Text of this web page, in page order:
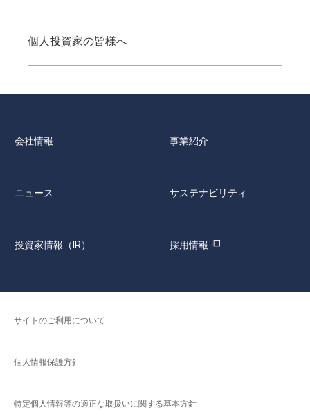
個人投資家の皆様へ
会社情報 事業紹介
ニュース サステナビリティ
投資家情報（IR） 採用情報
サイトのご利用について
個人情報保護方針
特定個人情報等の適正な取扱いに関する基本方針